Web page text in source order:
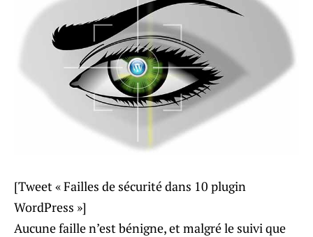
[Tweet « Failles de sécurité dans 10 plugin
WordPress »]
Aucune faille n’est bénigne, et malgré le suivi que